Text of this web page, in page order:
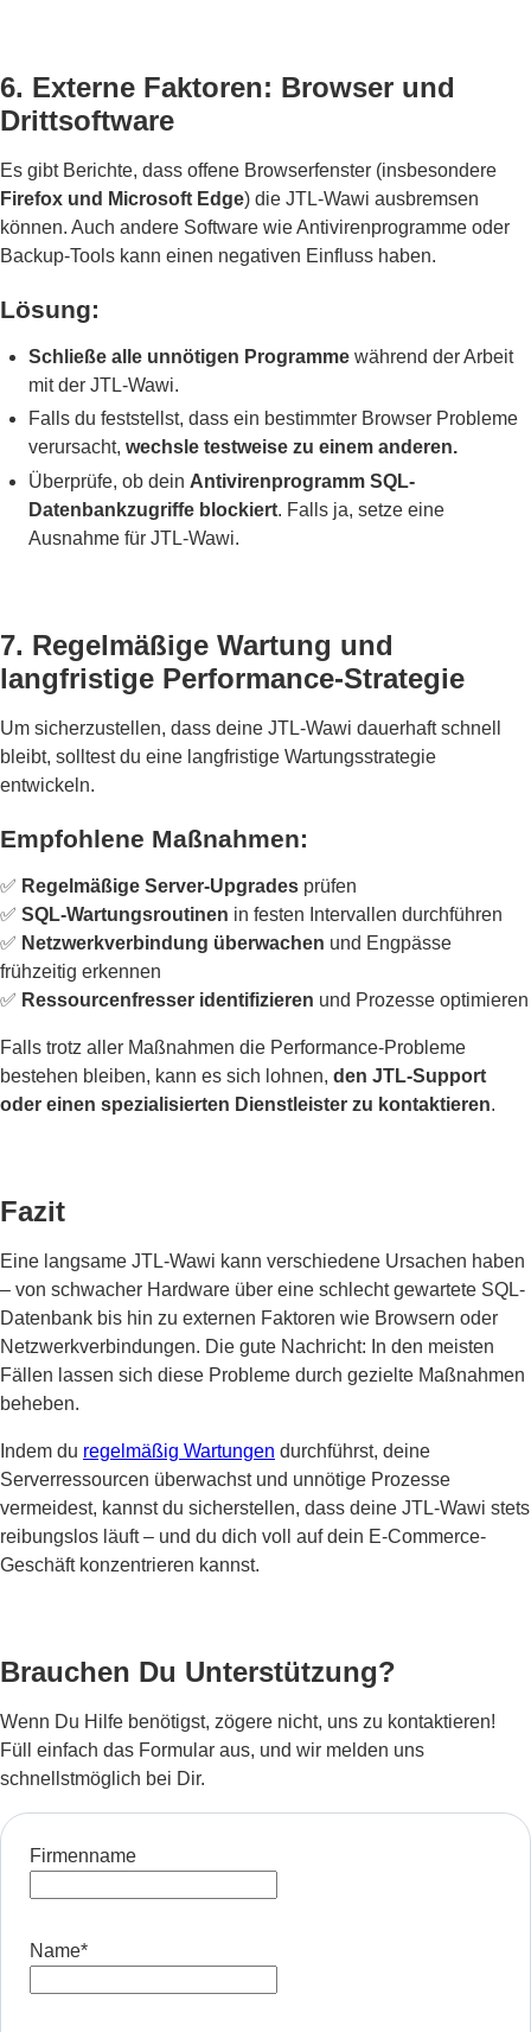
6. Externe Faktoren: Browser und
Drittsoftware
Es gibt Berichte, dass offene Browserfenster (insbesondere
Firefox und Microsoft Edge) die JTL-Wawi ausbremsen
können. Auch andere Software wie Antivirenprogramme oder
Backup-Tools kann einen negativen Einfluss haben.
Lösung:
Schließe alle unnötigen Programme während der Arbeit
mit der JTL-Wawi.
Falls du feststellst, dass ein bestimmter Browser Probleme
verursacht, wechsle testweise zu einem anderen.
Überprüfe, ob dein Antivirenprogramm SQL-
Datenbankzugriffe blockiert. Falls ja, setze eine
Ausnahme für JTL-Wawi.
7. Regelmäßige Wartung und
langfristige Performance-Strategie
Um sicherzustellen, dass deine JTL-Wawi dauerhaft schnell
bleibt, solltest du eine langfristige Wartungsstrategie
entwickeln.
Empfohlene Maßnahmen:
✅ Regelmäßige Server-Upgrades prüfen
✅ SQL-Wartungsroutinen in festen Intervallen durchführen
✅ Netzwerkverbindung überwachen und Engpässe
frühzeitig erkennen
✅ Ressourcenfresser identifizieren und Prozesse optimieren
Falls trotz aller Maßnahmen die Performance-Probleme
bestehen bleiben, kann es sich lohnen, den JTL-Support
oder einen spezialisierten Dienstleister zu kontaktieren.
Fazit
Eine langsame JTL-Wawi kann verschiedene Ursachen haben
– von schwacher Hardware über eine schlecht gewartete SQL-
Datenbank bis hin zu externen Faktoren wie Browsern oder
Netzwerkverbindungen. Die gute Nachricht: In den meisten
Fällen lassen sich diese Probleme durch gezielte Maßnahmen
beheben.
Indem du regelmäßig Wartungen durchführst, deine
Serverressourcen überwachst und unnötige Prozesse
vermeidest, kannst du sicherstellen, dass deine JTL-Wawi stets
reibungslos läuft – und du dich voll auf dein E-Commerce-
Geschäft konzentrieren kannst.
Brauchen Du Unterstützung?
Wenn Du Hilfe benötigst, zögere nicht, uns zu kontaktieren!
Füll einfach das Formular aus, und wir melden uns
schnellstmöglich bei Dir.
Firmenname
Name*